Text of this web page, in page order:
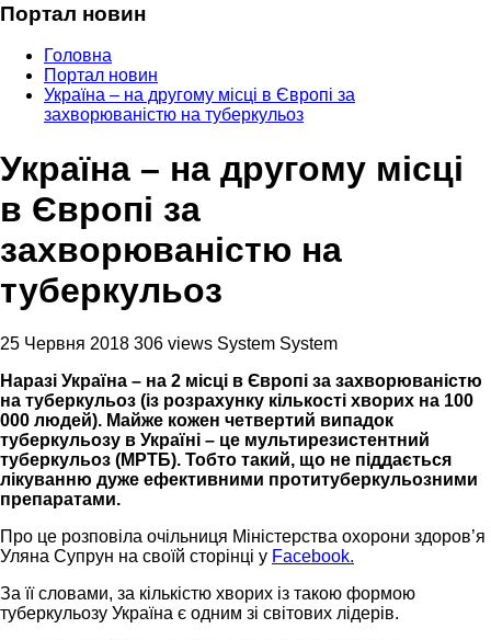
Портал новин
Головна
Портал новин
Україна – на другому місці в Європі за
захворюваністю на туберкульоз
Україна – на другому місці
в Європі за
захворюваністю на
туберкульоз
25 Червня 2018 306 views System System
Наразі Україна – на 2 місці в Європі за захворюваністю
на туберкульоз (із розрахунку кількості хворих на 100
000 людей). Майже кожен четвертий випадок
туберкульозу в Україні – це мультирезистентний
туберкульоз (МРТБ). Тобто такий, що не піддається
лікуванню дуже ефективними протитуберкульозними
препаратами.
Про це розповіла очільниця Міністерства охорони здоров’я
Уляна Супрун на своїй сторінці у Facebook.
За її словами, за кількістю хворих із такою формою
туберкульозу Україна є одним зі світових лідерів.